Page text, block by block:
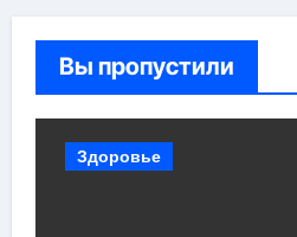
Вы пропустили
Здоровье